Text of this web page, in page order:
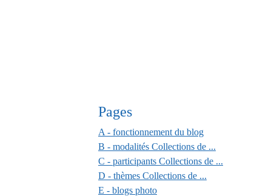
Pages
A - fonctionnement du blog
B - modalités Collections de ...
C - participants Collections de ...
D - thèmes Collections de ...
E - blogs photo